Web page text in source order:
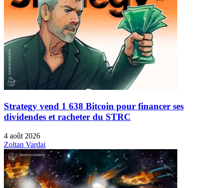
Strategy vend 1 638 Bitcoin pour financer ses
dividendes et racheter du STRC
4 août 2026
Zoltan Vardai